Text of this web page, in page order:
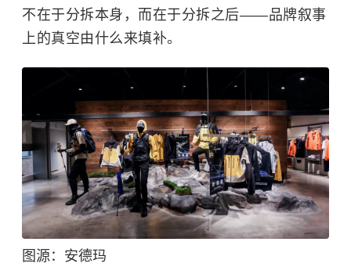
不在于分拆本身，而在于分拆之后——品牌叙事
上的真空由什么来填补。
图源：安德玛